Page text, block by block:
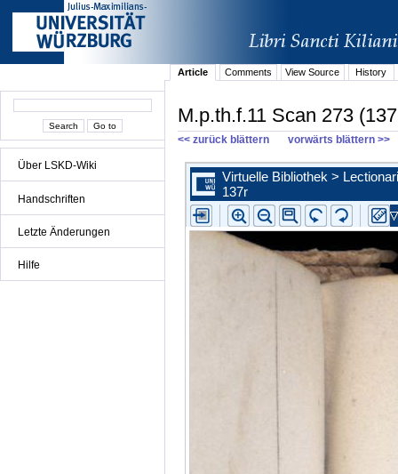
Über LSKD-Wiki
Handschriften
Letzte Änderungen
Hilfe
Article Comments View Source History
M.p.th.f.11 Scan 273
<< zurück blättern vorwärts blättern >>